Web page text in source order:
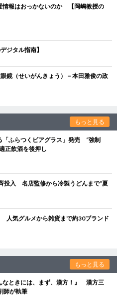
情報はおっかないのか 【岡嶋教授の
ジタル指南】
鏡（せいがんきょう）－本田雅俊の政
もっと見る
「ふらつくビアグラス」発売 “強制
正飲酒を後押し
投入 名店監修から冷製うどんまで“夏
人気グルメから雑貨まで約30ブランド
もっと見る
なときには、まず、漢方！』 漢方三
師が執筆